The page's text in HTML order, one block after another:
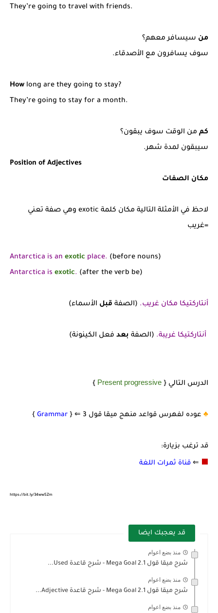
They’re going to travel with friends.
من سيسافر معهم؟
سوف يسافرون مع الأصدقاء.
How long are they going to stay?
They’re going to stay for a month.
كم من الوقت سوف يبقون؟
سيبقون لمدة شهر.
Position of Adjectives
مكان الصفات
لاحظ في الأمثلة التالية مكان كلمة exotic وهي صفة تعني
=غريب
Antarctica is an exotic place. (before nouns)
Antarctica is exotic. (after the verb be)
أنتاركتيكا مكان غريب. (الصفة قبل الأسماء)
أنتاركتيكا غريبة. (الصفة بعد فعل الكينونة)
الدرس التالي { Present progressive
}
♣️ عوده لفهرس قواعد منهج ميقا قول 3 ⇐
{
Grammar
}
قد ترغب بزيارة:
⬛
⇐ قناة ثمرات اللغة
https://bit.ly/34ww5Zm
قد يعجبك ايضا
منذ بضع اعوام
شرح ميقا قول 2.1 Mega Goal - شرح قاعدة Used...
منذ بضع اعوام
شرح ميقا قول 2.1 Mega Goal - شرح قاعدة Adjective...
منذ بضع اعوام